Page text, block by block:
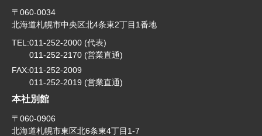
〒060-0034
北海道札幌市中央区北4条東2丁目1番地
TEL:011-252-2000 (代表)
011-252-2170 (営業直通)
FAX:011-252-2009
011-252-2019 (営業直通)
本社別館
〒060-0906
北海道札幌市東区北6条東4丁目1-7